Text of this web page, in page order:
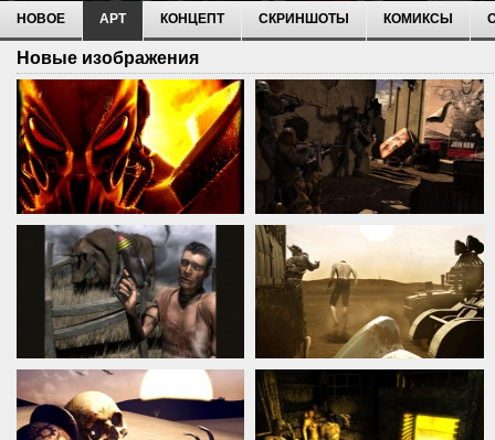
НОВОЕ АРТ КОНЦЕПТ СКРИНШОТЫ КОМИКСЫ
Новые изображения